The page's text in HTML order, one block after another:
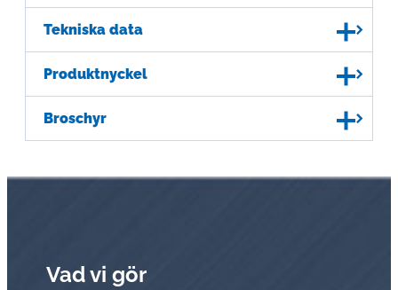
Tekniska data
Produktnyckel
Broschyr
Vad vi gör